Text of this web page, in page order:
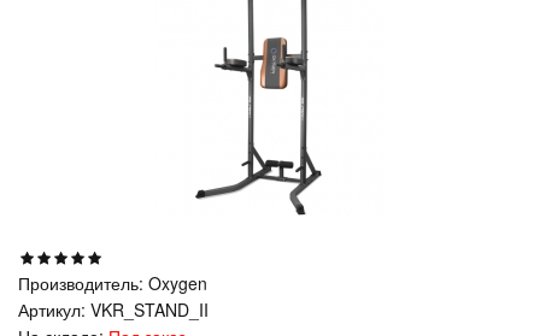
Производитель: Oxygen
Артикул: VKR_STAND_II